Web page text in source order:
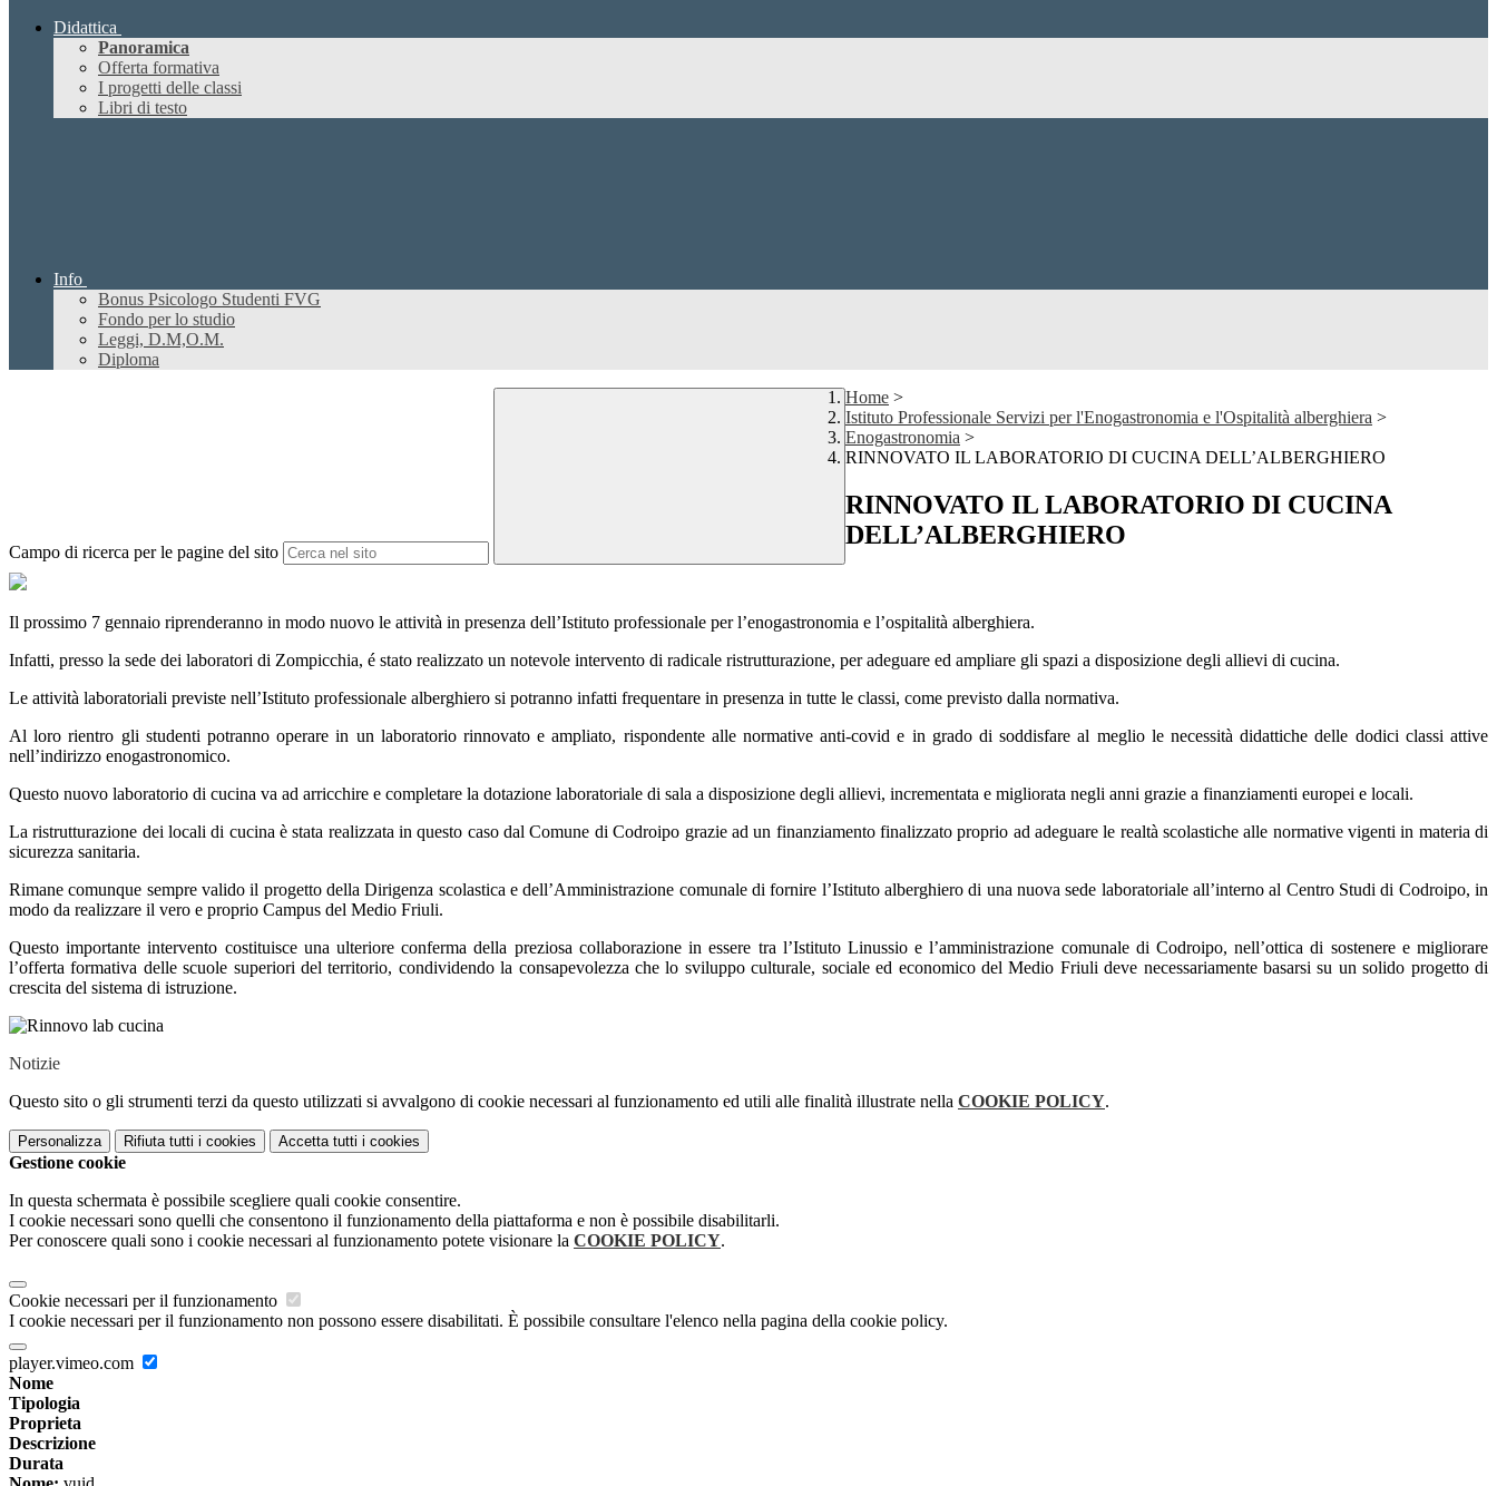
Didattica
Panoramica
Offerta formativa
I progetti delle classi
Libri di testo
Info
Bonus Psicologo Studenti FVG
Fondo per lo studio
Leggi, D.M,O.M.
Diploma
Campo di ricerca per le pagine del sito
Home >
Istituto Professionale Servizi per l'Enogastronomia e l'Ospitalità alberghiera >
Enogastronomia >
RINNOVATO IL LABORATORIO DI CUCINA DELL’ALBERGHIERO
RINNOVATO IL LABORATORIO DI CUCINA
DELL’ALBERGHIERO
Il prossimo 7 gennaio riprenderanno in modo nuovo le attività in presenza dell’Istituto professionale per l’enogastronomia e l’ospitalità alberghiera.
Infatti, presso la sede dei laboratori di Zompicchia, é stato realizzato un notevole intervento di radicale ristrutturazione, per adeguare ed ampliare gli spazi a disposizione degli allievi di cucina.
Le attività laboratoriali previste nell’Istituto professionale alberghiero si potranno infatti frequentare in presenza in tutte le classi, come previsto dalla normativa.
Al loro rientro gli studenti potranno operare in un laboratorio rinnovato e ampliato, rispondente alle normative anti-covid e in grado di soddisfare al meglio le necessità didattiche delle dodici classi attive
nell’indirizzo enogastronomico.
Questo nuovo laboratorio di cucina va ad arricchire e completare la dotazione laboratoriale di sala a disposizione degli allievi, incrementata e migliorata negli anni grazie a finanziamenti europei e locali.
La ristrutturazione dei locali di cucina è stata realizzata in questo caso dal Comune di Codroipo grazie ad un finanziamento finalizzato proprio ad adeguare le realtà scolastiche alle normative vigenti in materia di
sicurezza sanitaria.
Rimane comunque sempre valido il progetto della Dirigenza scolastica e dell’Amministrazione comunale di fornire l’Istituto alberghiero di una nuova sede laboratoriale all’interno al Centro Studi di Codroipo, in
modo da realizzare il vero e proprio Campus del Medio Friuli.
Questo importante intervento costituisce una ulteriore conferma della preziosa collaborazione in essere tra l’Istituto Linussio e l’amministrazione comunale di Codroipo, nell’ottica di sostenere e migliorare
l’offerta formativa delle scuole superiori del territorio, condividendo la consapevolezza che lo sviluppo culturale, sociale ed economico del Medio Friuli deve necessariamente basarsi su un solido progetto di
crescita del sistema di istruzione.
Notizie
Questo sito o gli strumenti terzi da questo utilizzati si avvalgono di cookie necessari al funzionamento ed utili alle finalità illustrate nella COOKIE POLICY.
Personalizza Rifiuta tutti i cookies Accetta tutti i cookies
Gestione cookie
In questa schermata è possibile scegliere quali cookie consentire.
I cookie necessari sono quelli che consentono il funzionamento della piattaforma e non è possibile disabilitarli.
Per conoscere quali sono i cookie necessari al funzionamento potete visionare la COOKIE POLICY.
Cookie necessari per il funzionamento
I cookie necessari per il funzionamento non possono essere disabilitati. È possibile consultare l'elenco nella pagina della cookie policy.
player.vimeo.com
Nome
Tipologia
Proprieta
Descrizione
Durata